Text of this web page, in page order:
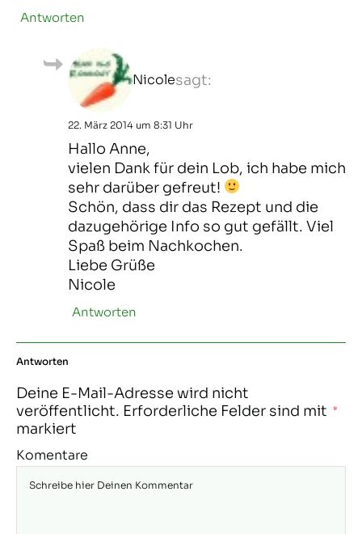
Antworten
Nicolesagt:
22. März 2014 um 8:31 Uhr
Hallo Anne,
vielen Dank für dein Lob, ich habe mich
sehr darüber gefreut!
Schön, dass dir das Rezept und die
dazugehörige Info so gut gefällt. Viel
Spaß beim Nachkochen.
Liebe Grüße
Nicole
Antworten
Antworten
Deine E-Mail-Adresse wird nicht
veröffentlicht. Erforderliche Felder sind mit *
markiert
Komentare